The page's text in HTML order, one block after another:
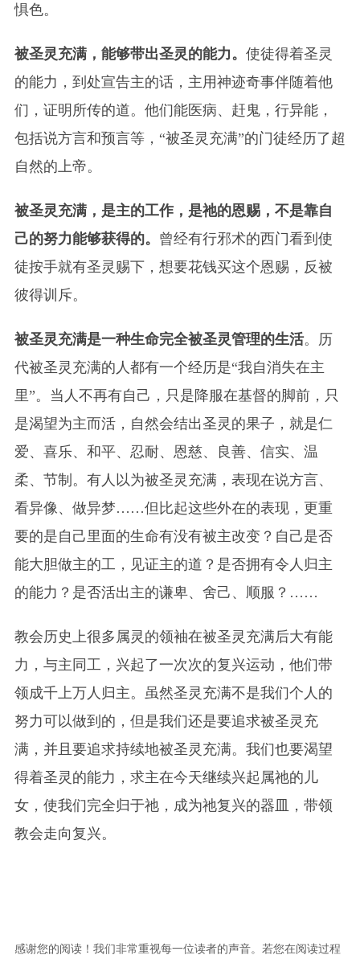
惧色。
被圣灵充满，能够带出圣灵的能力。 使徒得着圣灵
的能力，到处宣告主的话，主用神迹奇事伴随着他
们，证明所传的道。他们能医病、赶鬼，行异能，
包括说方言和预言等，“被圣灵充满”的门徒经历了超
自然的上帝。
被圣灵充满，是主的工作，是祂的恩赐，不是靠自
己的努力能够获得的。 曾经有行邪术的西门看到使
徒按手就有圣灵赐下，想要花钱买这个恩赐，反被
彼得训斥。
被圣灵充满是一种生命完全被圣灵管理的生活。历
代被圣灵充满的人都有一个经历是“我自消失在主
里”。当人不再有自己，只是降服在基督的脚前，只
是渴望为主而活，自然会结出圣灵的果子，就是仁
爱、喜乐、和平、忍耐、恩慈、良善、信实、温
柔、节制。有人以为被圣灵充满，表现在说方言、
看异像、做异梦……但比起这些外在的表现，更重
要的是自己里面的生命有没有被主改变？自己是否
能大胆做主的工，见证主的道？是否拥有令人归主
的能力？是否活出主的谦卑、舍己、顺服？……
教会历史上很多属灵的领袖在被圣灵充满后大有能
力，与主同工，兴起了一次次的复兴运动，他们带
领成千上万人归主。虽然圣灵充满不是我们个人的
努力可以做到的，但是我们还是要追求被圣灵充
满，并且要追求持续地被圣灵充满。我们也要渴望
得着圣灵的能力，求主在今天继续兴起属祂的儿
女，使我们完全归于祂，成为祂复兴的器皿，带领
教会走向复兴。
感谢您的阅读！我们非常重视每一位读者的声音。若您在阅读过程